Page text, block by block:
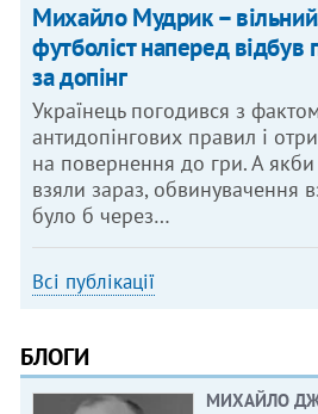
Михайло Мудрик –
футболіст наперед відбув
за допінг
Українець погодився з
антидопінгових правил і
на повернення до гри. А
взяли зараз, обвинувачення
було б через…
Всі публікації
БЛОГИ
МИХАЙЛО